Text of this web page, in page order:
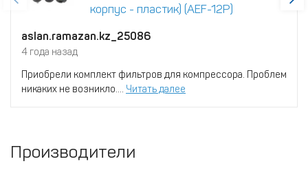
корпус - пластик) (AEF-12P)
aslan.ramazan.kz_25086
4 года назад
Приобрели комплект фильтров для компрессора. Проблем
никаких не возникло.... Читать далее
Производители